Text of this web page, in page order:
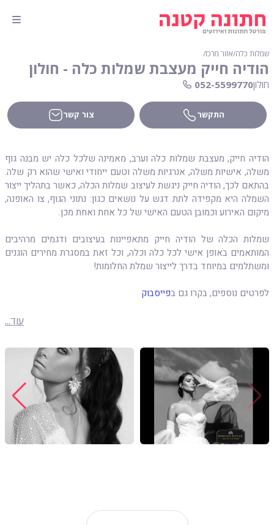
שמלות כלה∕אזור מרכז∕
הודיה חייק מעצבת שמלות כלה - חולון
חולון052-5599770
התקשר צור קשר
הודיה חייק, מעצבת שמלות כלה וערב, מאמינה שלכל כלה יש מבנה גוף
משלה, אישיות משלה, אנרגיות משלה וטעם ייחודי ואישי שהוא רק שלה.
בהתאם לכך, הודיה חייק ניגשת לעיצוב שמלות הכלה, כאשר בתהליך ייצור
השמלה היא מקפידה לתת דגש על נושאים כגון: נתוני הגוף, צו האופנה,
מיקום האירוע וכמובן הטעם האישי של כל אחת ואחת מכן.
שמלות הכלה של הודיה חייק מתאפיינות בעיצובים ודגמים מרהיבים
המותאמים באופן אישי לכל כלה וכלה, וכל זאת במסגרת מחירים הוגנים
ומשתלמים במיוחד בדרך לייצור שמלת החלומות!
לפרטים נוספים, בקרו גם בפייסבוק
עוד...